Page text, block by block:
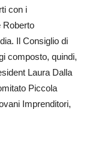
con i
Roberto
Il Consiglio di
composto, quindi,
Laura Dalla
Piccola
Imprenditori,